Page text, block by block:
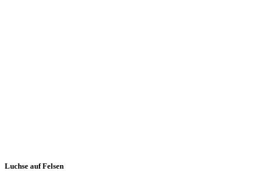
Luchse auf Felsen